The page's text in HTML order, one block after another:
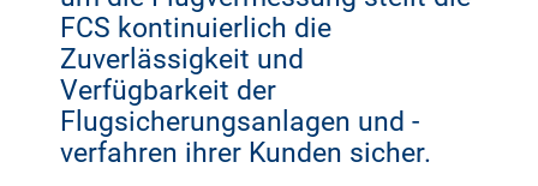
FCS kontinuierlich die
Zuverlässigkeit und
Verfügbarkeit der
Flugsicherungsanlagen und -
verfahren ihrer Kunden sicher.